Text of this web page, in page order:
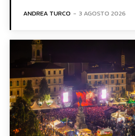
ANDREA TURCO - 3 AGOSTO 2026